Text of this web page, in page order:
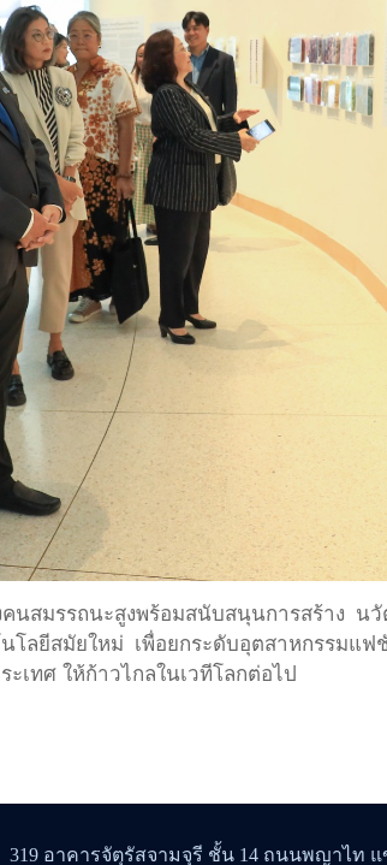
สมรรถนะสูงพร้อมสนับสนุนการสร้าง น
โลยีสมัยใหม่ เพื่อยกระดับอุตสาหกรรมแ
เทศ ให้ก้าวไกลในเวทีโลกต่อไป
319 อาคารจัตุรัสจามจุรี ชั้น 14 ถนนพญาไท แ